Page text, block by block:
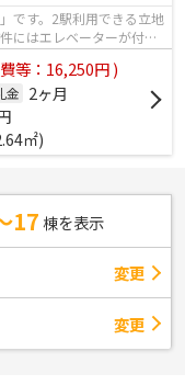
です。2駅利用できる立地
にはエレベーターが付い
等：16,250円 )
金 2ヶ月
㎡)
17棟を表示
変更
変更